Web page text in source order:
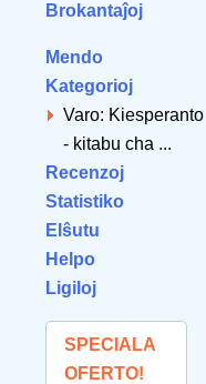
Brokantaĵoj
Mendo
Kategorioj
Varo: Kiesperanto
- kitabu cha ...
Recenzoj
Statistiko
Elŝutu
Helpo
Ligiloj
SPECIALA
OFERTO!